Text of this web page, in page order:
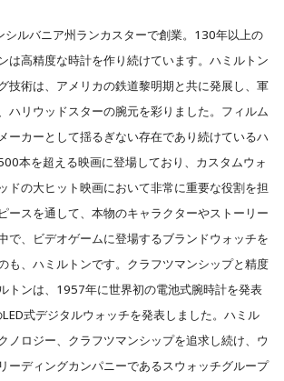
ルバニア州ランカスターで創業。130年以上の
は高精度な時計を作り続けています。ハミルトン
技術は、アメリカの鉄道黎明期と共に発展し、軍
ハリウッドスターの腕元を彩りました。フィルム
ーカーとして揺るぎない存在であり続けているハ
本を超える映画に登場しており、カスタムウォ
ドの大ヒット映画において非常に重要な役割を担
ースを通して、本物のキャラクターやストーリー
で、ビデオゲームに登場するブランドウォッチを
も、ハミルトンです。クラフツマンシップと精度
トンは、1957年に世界初の電池式腕時計を発表
式デジタルウォッチを発表しました。ハミル
ノロジー、クラフツマンシップを追求し続け、ウ
ーディングカンパニーであるスウォッチグループ